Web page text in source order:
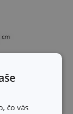
čo vás